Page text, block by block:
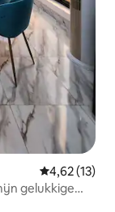
Gemiddelde
4,62 (13)